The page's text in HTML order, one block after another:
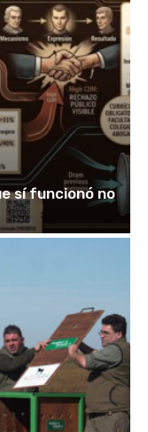
sí funcionó no